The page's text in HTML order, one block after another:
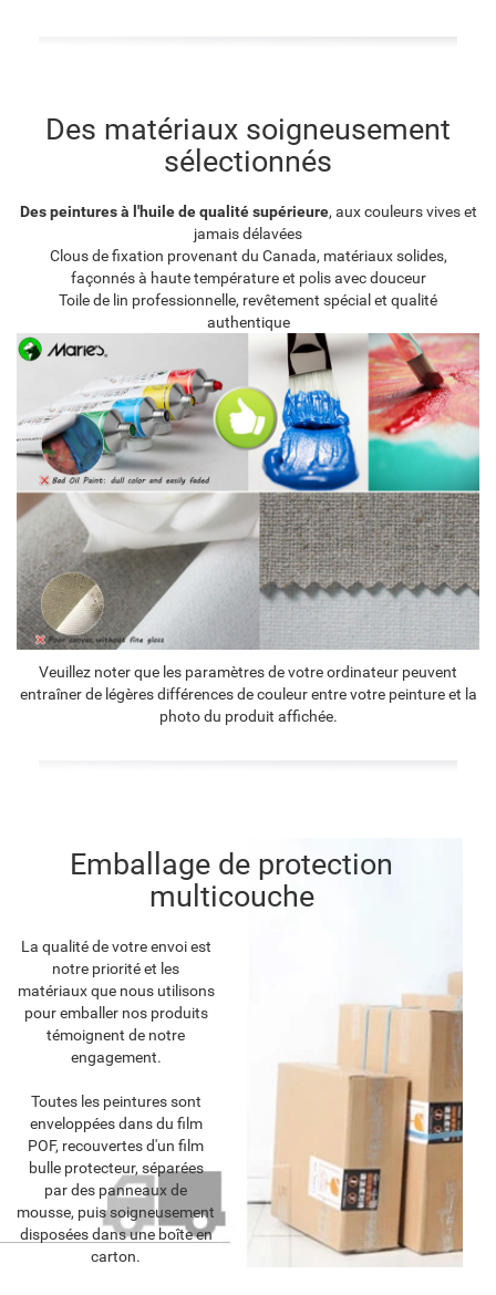
Des matériaux soigneusement
sélectionnés
Des peintures à l'huile de qualité supérieure, aux couleurs vives et
jamais délavées
Clous de fixation provenant du Canada, matériaux solides,
façonnés à haute température et polis avec douceur
Toile de lin professionnelle, revêtement spécial et qualité
authentique
Veuillez noter que les paramètres de votre ordinateur peuvent
entraîner de légères différences de couleur entre votre peinture et la
photo du produit affichée.
Emballage de protection
multicouche
La qualité de votre envoi est
notre priorité et les
matériaux que nous utilisons
pour emballer nos produits
témoignent de notre
engagement.
Toutes les peintures sont
enveloppées dans du film
POF, recouvertes d'un film
bulle protecteur, séparées
par des panneaux de
mousse, puis soigneusement
disposées dans une boîte en
carton.